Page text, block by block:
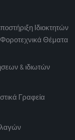
Ιδιοκτητών
Θέματα
& ιδιωτών
Γραφεία